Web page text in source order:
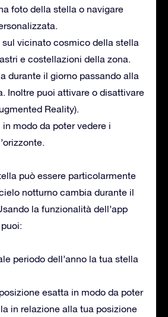
foto della stella o navigare
sul vicinato cosmico della stella
e costellazioni della zona.
durante il giorno passando alla
Inoltre puoi attivare o disattivare
Reality).
modo da poter vedere i
può essere particolarmente
notturno cambia durante il
la funzionalità dell’app
puoi:
periodo dell’anno la tua stella
esatta in modo da poter
in relazione alla tua posizione